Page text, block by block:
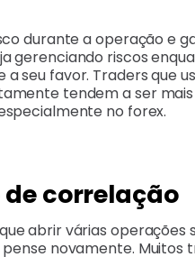
durante a operação e
gerenciando riscos
a seu favor. Traders que
tendem a ser mais
no forex.
de correlação
abrir várias operações
novamente. Muitos